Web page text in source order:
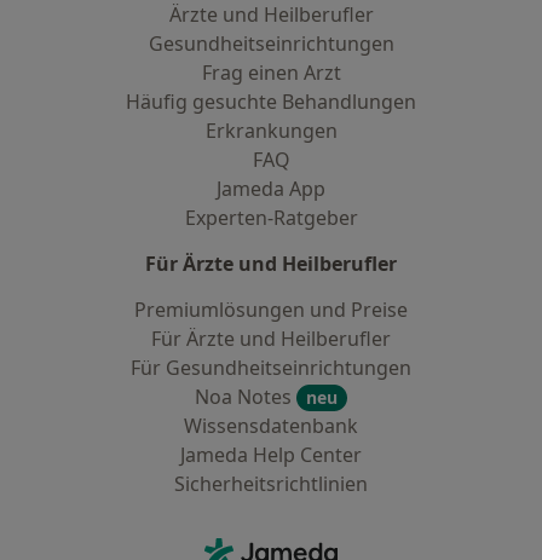
Ärzte und Heilberufler
Gesundheitseinrichtungen
Frag einen Arzt
Häufig gesuchte Behandlungen
Erkrankungen
FAQ
Jameda App
Experten-Ratgeber
Für Ärzte und Heilberufler
Premiumlösungen und Preise
Für Ärzte und Heilberufler
Für Gesundheitseinrichtungen
Noa Notes
neu
Wissensdatenbank
Jameda Help Center
Sicherheitsrichtlinien
Jameda - Startseite